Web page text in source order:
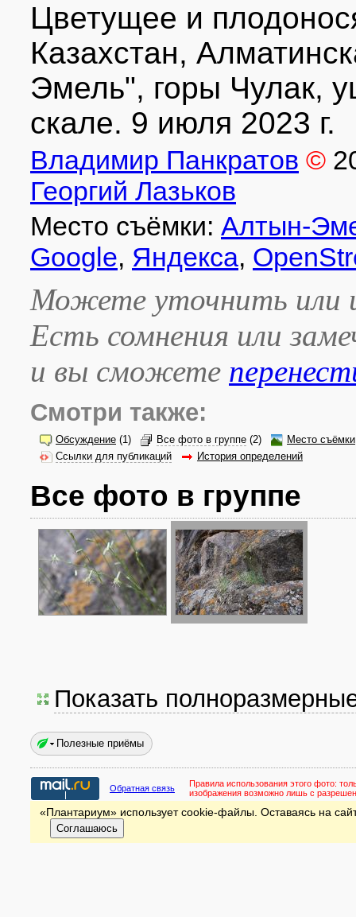
Цветущее и
Казахстан,
Эмель", горы Чулак,
скале. 9 июля 2023 г.
Владимир Панкратов ©
Георгий Лазьков
Место съёмки: Алтын-
Google, Яндекса,
Можете уточнить или
Есть сомнения или
и вы сможете
Смотри также:
Обсуждение (1) Все фото в группе (2)
Место съёмки
Ссылки для публикаций
История определений
Все фото в группе
Показать
Полезные приёмы
Обратная связь Правила использования этого фото:
изображения возможно лишь с
«Плантариум» использует cookie-файлы. Оставаясь на
Соглашаюсь